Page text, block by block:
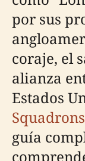
por sus
coraje, el
alianza
Estados
Squadrons
guía